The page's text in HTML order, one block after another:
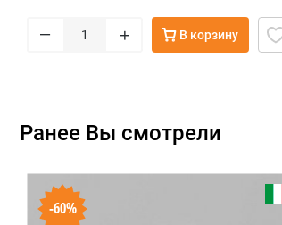
– + В корзину
Ранее Вы смотрели
-60%